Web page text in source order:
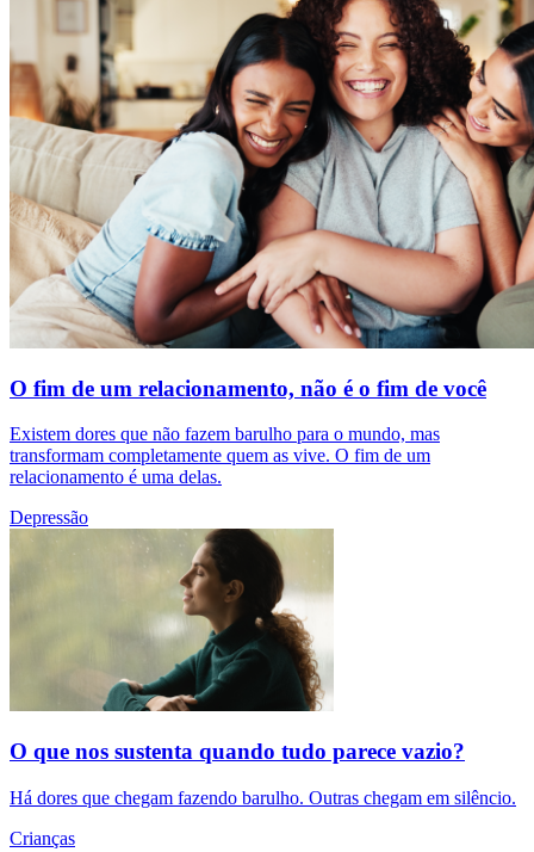
O fim de um relacionamento, não é o fim de você
Existem dores que não fazem barulho para o mundo, mas
transformam completamente quem as vive. O fim de um
relacionamento é uma delas.
Depressão
O que nos sustenta quando tudo parece vazio?
Há dores que chegam fazendo barulho. Outras chegam em silêncio.
Crianças